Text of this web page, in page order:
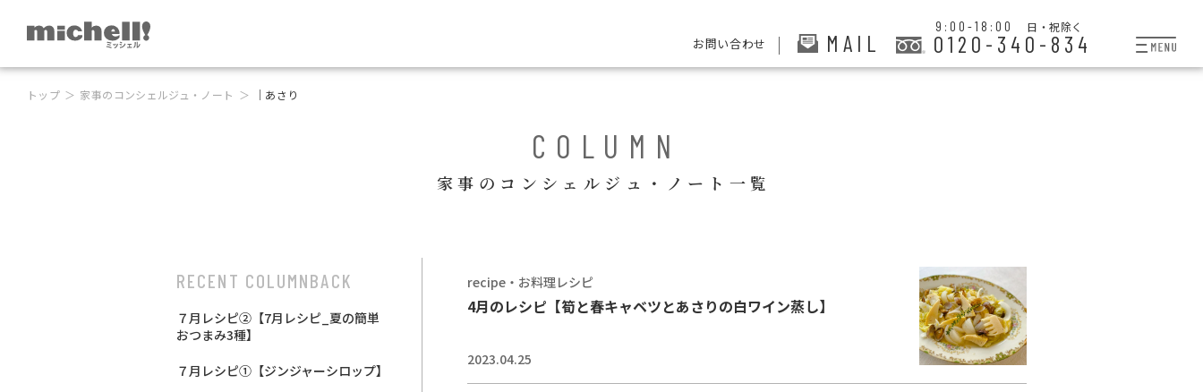
お問い合わせ MAIL
9:00-18:00 日・祝除く
0120-340-834
トップ 家事のコンシェルジュ・ノート ｜あさり
COLUMN
家事のコンシェルジュ・ノート一覧
recipe・お料理レシピ
4月のレシピ【筍と春キャベツとあさりの白ワイン蒸し】
2023.04.25
RECENT COLUMNBACK
７月レシピ②【7月レシピ_夏の簡単
おつまみ3種】
７月レシピ①【ジンジャーシロップ】